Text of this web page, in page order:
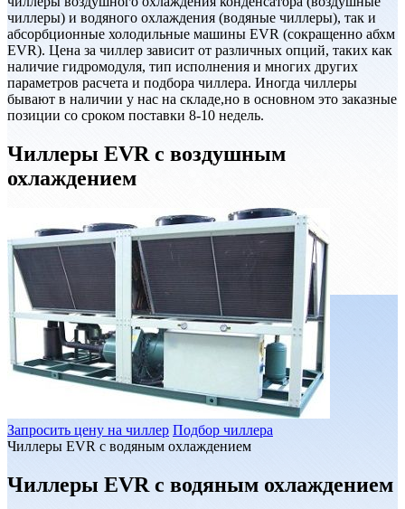
чиллеры) и водяного охлаждения (водяные чиллеры), так и
абсорбционные холодильные машины EVR (сокращенно абхм
EVR). Цена за чиллер зависит от различных опций, таких как
наличие гидромодуля, тип исполнения и многих других
параметров расчета и подбора чиллера. Иногда чиллеры
бывают в наличии у нас на складе,но в основном это заказные
позиции со сроком поставки 8-10 недель.
Чиллеры EVR с воздушным
охлаждением
Запросить цену на чиллер Подбор чиллера
Чиллеры EVR с водяным охлаждением
Чиллеры EVR с водяным охлаждением